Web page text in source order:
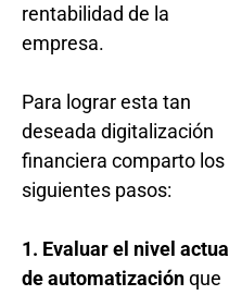
rentabilidad de la
empresa.
Para lograr esta tan
deseada digitalización
financiera comparto los
siguientes pasos:
1. Evaluar el nivel actual
de automatizaciónque